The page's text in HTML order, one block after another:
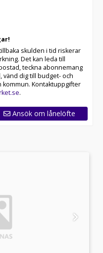
skulden i tid riskerar
Det kan leda till
teckna abonnemang
vänd dig till budget- och
kommun. Kontaktuppgifter
.
Ansök om lånelöfte